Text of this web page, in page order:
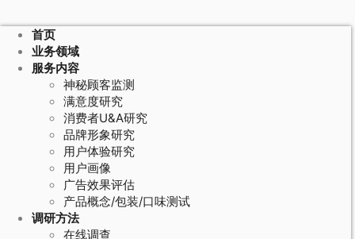
首页
业务领域
服务内容
神秘顾客监测
满意度研究
消费者U&A研究
品牌形象研究
用户体验研究
用户画像
广告效果评估
产品概念/包装/口味测试
调研方法
在线调查